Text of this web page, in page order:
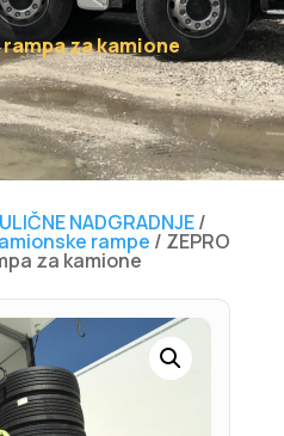
rampa za kamione
NADGRADNJE/
rampe / ZEPRO
za kamione